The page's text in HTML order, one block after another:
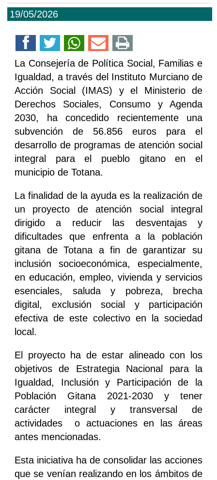
19/05/2026
La Consejería de Política Social, Familias e
Igualdad, a través del Instituto Murciano de
Acción Social (IMAS) y el Ministerio de
Derechos Sociales, Consumo y Agenda
2030, ha concedido recientemente una
subvención de 56.856 euros para el
desarrollo de programas de atención social
integral para el pueblo gitano en el
municipio de Totana.
La finalidad de la ayuda es la realización de
un proyecto de atención social integral
dirigido a reducir las desventajas y
dificultades que enfrenta a la población
gitana de Totana a fin de garantizar su
inclusión socioeconómica, especialmente,
en educación, empleo, vivienda y servicios
esenciales, saluda y pobreza, brecha
digital, exclusión social y participación
efectiva de este colectivo en la sociedad
local.
El proyecto ha de estar alineado con los
objetivos de Estrategia Nacional para la
Igualdad, Inclusión y Participación de la
Población Gitana 2021-2030 y tener
carácter integral y transversal de
actividades o actuaciones en las áreas
antes mencionadas.
Esta iniciativa ha de consolidar las acciones
que se venían realizando en los ámbitos de